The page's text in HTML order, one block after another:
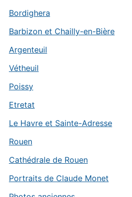
Bordighera
Barbizon et Chailly-en-Bière
Argenteuil
Vétheuil
Poissy
Etretat
Le Havre et Sainte-Adresse
Rouen
Cathédrale de Rouen
Portraits de Claude Monet